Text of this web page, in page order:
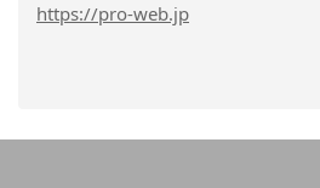
https://pro-web.jp